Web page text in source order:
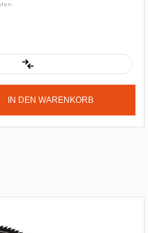
IN DEN WARENKORB